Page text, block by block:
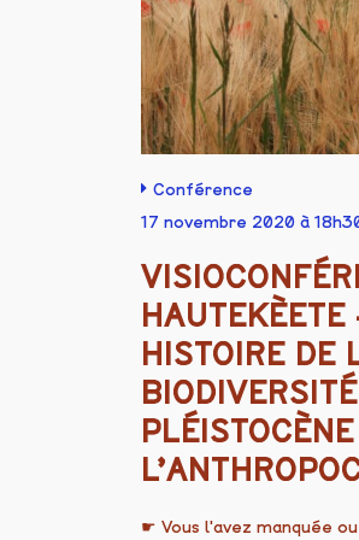
Conférence
17 novembre 2020 à
HISTOIRE DE
☛ Vous l'avez manquée